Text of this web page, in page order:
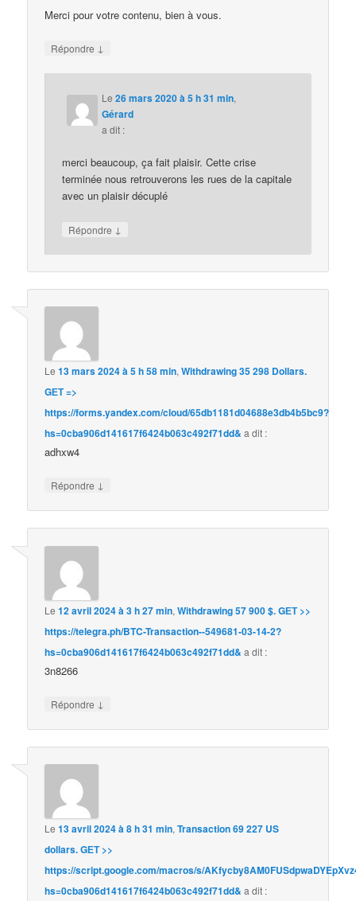
Merci pour votre contenu, bien à vous.
Répondre ↓
Le26 mars 2020 à 5 h 31 min,
Gérard
a dit :
merci beaucoup, ça fait plaisir. Cette crise
terminée nous retrouverons les rues de la capitale
avec un plaisir décuplé
Répondre ↓
Le13 mars 2024 à 5 h 58 min,Withdrawing 35 298 Dollars.
GЕТ =>
https://forms.yandex.com/cloud/65db1181d04688e3db4b5bc9?
hs=0cba906d141617f6424b063c492f71dd& a dit :
adhxw4
Répondre ↓
Le12 avril 2024 à 3 h 27 min,Withdrawing 57 900 $. GЕТ >>
https://telegra.ph/BTC-Transaction--549681-03-14-2?
hs=0cba906d141617f6424b063c492f71dd& a dit :
3n8266
Répondre ↓
Le13 avril 2024 à 8 h 31 min,Transaction 69 227 US
dollars. GЕТ >>
https://script.google.com/macros/s/
hs=0cba906d141617f6424b063c492f71dd& a dit :